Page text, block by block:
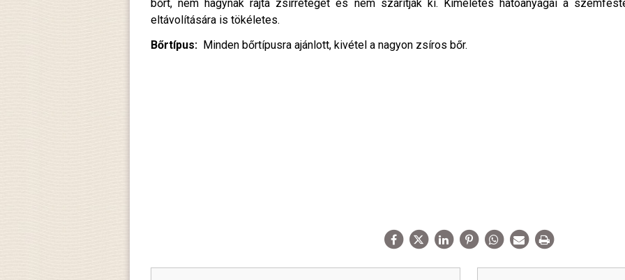
bőrt, nem hagynak rajta zsírréteget és nem szárítják ki. Kíméletes hatóanyagai a
eltávolítására is tökéletes.
Bőrtípus: Minden bőrtípusra ajánlott, kivétel a nagyon zsíros bőr.